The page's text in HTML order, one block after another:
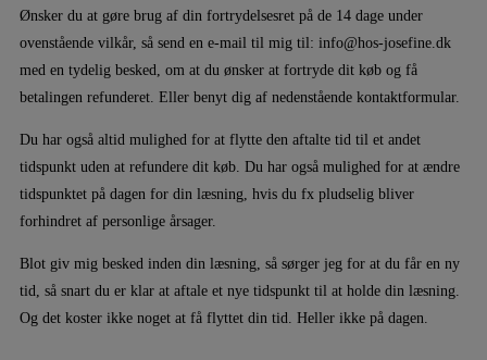
Ønsker du at gøre brug af din fortrydelsesret på de 14 dage under
ovenstående vilkår, så send en e-mail til mig til: info@hos-josefine.dk
med en tydelig besked, om at du ønsker at fortryde dit køb og få
betalingen refunderet. Eller benyt dig af nedenstående kontaktformular.
Du har også altid mulighed for at flytte den aftalte tid til et andet
tidspunkt uden at refundere dit køb. Du har også mulighed for at ændre
tidspunktet på dagen for din læsning, hvis du fx pludselig bliver
forhindret af personlige årsager.
Blot giv mig besked inden din læsning, så sørger jeg for at du får en ny
tid, så snart du er klar at aftale et nye tidspunkt til at holde din læsning.
Og det koster ikke noget at få flyttet din tid. Heller ikke på dagen.